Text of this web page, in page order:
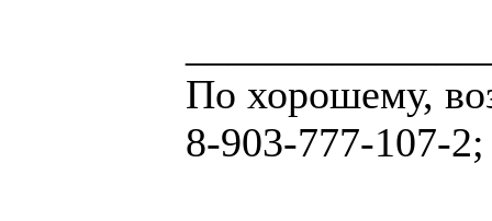
По хорошему,
8-903-777-107-